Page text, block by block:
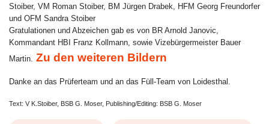
Stoiber, VM Roman Stoiber, BM Jürgen Drabek, HFM Georg Freundorfer
und OFM Sandra Stoiber
Gratulationen und Abzeichen gab es von BR Arnold Janovic,
Kommandant HBI Franz Kollmann, sowie Vizebürgermeister Bauer
Martin. Zu den weiteren Bildern
Danke an das Prüferteam und an das Füll-Team von Loidesthal.
Text: V K.Stoiber, BSB G. Moser, Publishing/Editing: BSB G. Moser